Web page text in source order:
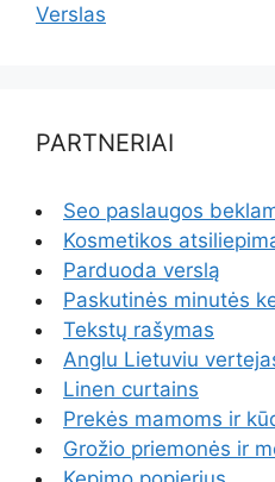
Verslas
PARTNERIAI
Seo paslaugos
Kosmetikos
Parduoda verslą
Paskutinės minutės
Tekstų rašymas
Anglu Lietuviu
Linen curtains
Prekės mamoms ir
Grožio priemonės ir